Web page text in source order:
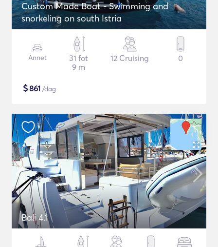
Custom Made Boat - Swimming and
snorkeling on south Istria
Annet
31 fot
9 m
12 Cruising 0
$861 /dag
Bali 4.1